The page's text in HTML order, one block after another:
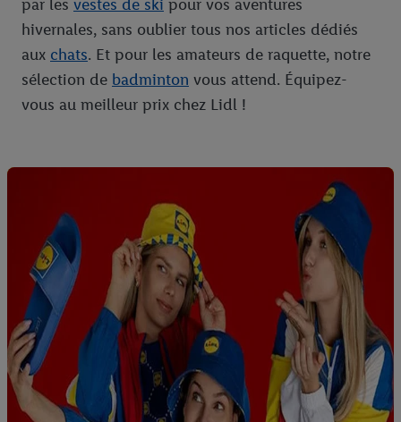
par les vestes de ski pour vos aventures
hivernales, sans oublier tous nos articles dédiés
aux chats. Et pour les amateurs de raquette, notre
sélection de badminton vous attend. Équipez-
vous au meilleur prix chez Lidl !